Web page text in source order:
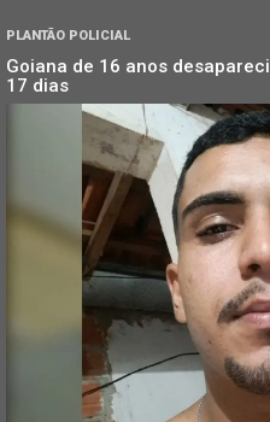
PLANTÃO POLICIAL
Goiana de 16 anos
17 dias